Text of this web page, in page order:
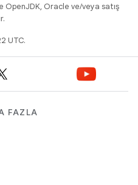
OpenJDK, Oracle ve/veya satış
UTC.
FAZLA